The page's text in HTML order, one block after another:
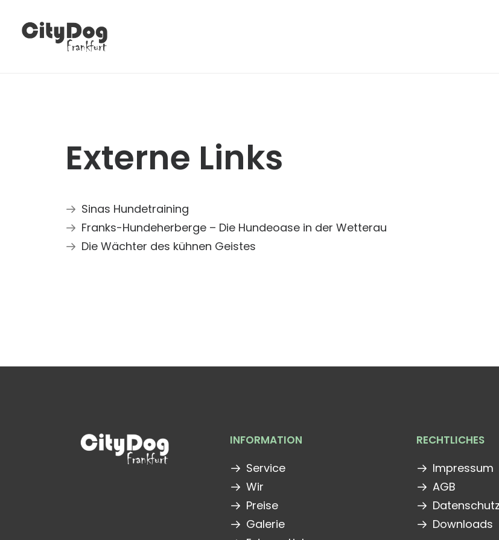
Externe Links
Sinas Hundetraining
Franks-Hundeherberge – Die Hundeoase in der Wetterau
Die Wächter des kühnen Geistes
INFORMATION
Service
Wir
Preise
Galerie
RECHTLICHES
Impressum
AGB
Datenschutz
Downloads